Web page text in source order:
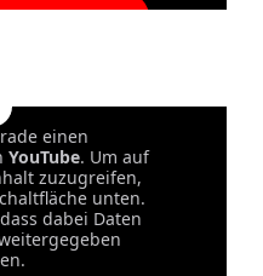
einen
YouTube. Um auf
zuzugreifen,
unten.
dabei Daten